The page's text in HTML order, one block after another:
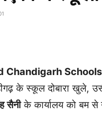
Chandigarh
के स्कूल दोबारा खुले,
सैनीके कार्यालय को बम